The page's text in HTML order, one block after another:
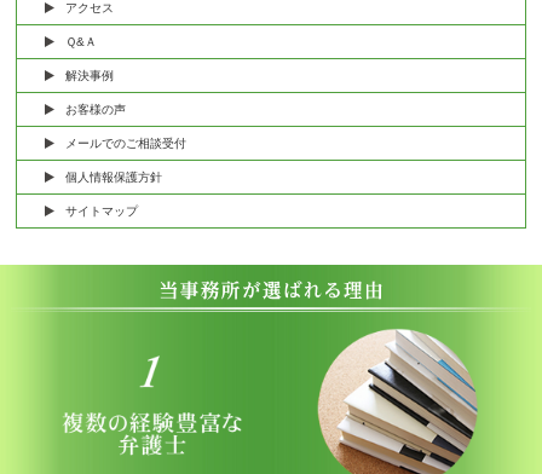
アクセス
Ｑ&Ａ
解決事例
お客様の声
メールでのご相談受付
個人情報保護方針
サイトマップ